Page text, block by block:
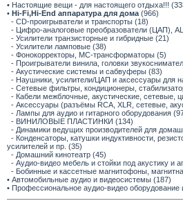
• Настоящие вещи - для настоящего отдыха!!!
• Hi-Fi,Hi-End аппаратура для дома (966)
- CD-проигрыватели и транспорты (18)
- Цифро-аналоговые преобразователи (ЦАП),
- Усилители транзисторные и гибридные (21)
- Усилители ламповые (38)
- Фонокорректоры, МС-трансформаторы (5)
- Проигрыватели винила, головки
- Акустические системы и сабвуферы (83)
- Наушники, усилители/ЦАП и аксессуары для
- Сетевые фильтры, кондиционеры,
- Кабели межблочные, акустические, сетевые,
- Аксессуары (разъёмы RCA, XLR, сетевые,
- Лампы для аудио и гитарного оборудования
- ВИНИЛОВЫЕ ПЛАСТИНКИ (134)
- Динамики ведущих производителей для
- Конденсаторы, катушки индуктивности,
усилителей и пр. (35)
- Домашний кинотеатр (45)
- Аудио-видео мебель и стойки под акустику и
- Бобинные и кассетные магнитофоны,
• Автомобильные аудио и видеосистемы (187)
• Профессиональное аудио-видео